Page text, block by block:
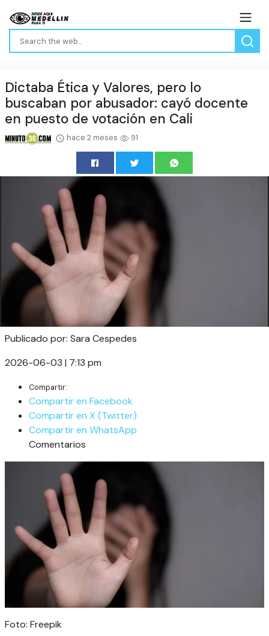
Dictaba Ética y Valores, pero lo
buscaban por abusador: cayó docente
en puesto de votación en Cali
hace 2 meses 91
Publicado por: Sara Cespedes
2026-06-03 | 7:13 pm
Compartir:
Compartir en Facebook
Compartir en X (Twitter)
Compartir en WhatsApp
Comentarios
Foto: Freepik